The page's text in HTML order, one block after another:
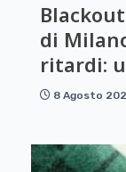
di
ritardi:
8 Agosto